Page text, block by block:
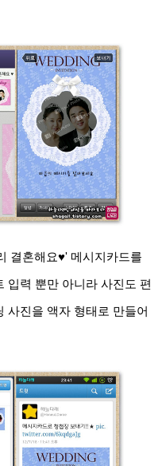
결혼해요♥' 메시지카드를
입력 뿐만 아니라 사진도 편
사진을 액자 형태로 만들어